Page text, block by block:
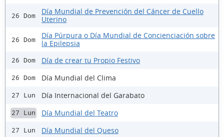
26 Dom
Día Mundial de Prevención del Cáncer de Cuello
Uterino
26 Dom
Día Púrpura o Día Mundial de Concienciación sobre
la Epilepsia
26 Dom Día de crear tu Propio Festivo
26 Dom Día Mundial del Clima
27 Lun Día Internacional del Garabato
27 Lun Día Mundial del Teatro
27 Lun Día Mundial del Queso